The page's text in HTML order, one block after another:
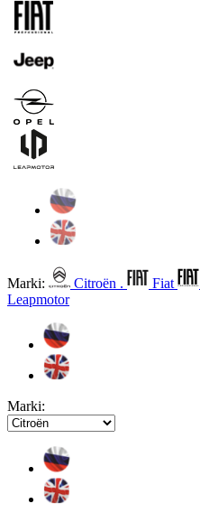
Marki: Citroën . Fiat
Leapmotor
Marki: